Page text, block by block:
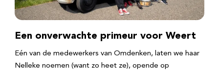
Een onverwachte primeur voor Weert
Eén van de medewerkers van Omdenken, laten we haar
Nelleke noemen (want zo heet ze), opende op